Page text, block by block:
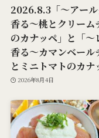
2026.8.3「～アール
香る～桃とクリーム
のカナッペ」と「～
香る～カマンベール
とミニトマトのカナ
2026年8月4日